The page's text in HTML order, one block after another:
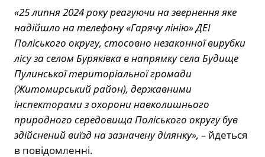
«25 липня 2024 року реагуючи на звернення яке
надійшло на телефону «Гарячу лінію» ДЕІ
Поліського округу, стосовно незаконної вирубки
лісу за селом Буряківка в напрямку села Будище
Пулинської територіальної громади
(Житомирський район), державними
інспекторами з охорони навколишнього
природного середовища Поліського округу був
здійснений виїзд на зазначену ділянку», – йдеться
в повідомленні.